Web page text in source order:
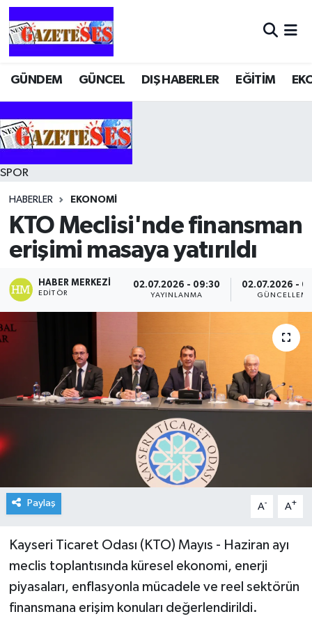
GÜNDEM GÜNCEL DIŞ HABERLER EĞİTİM
SPOR
HABERLER EKONOMİ
KTO Meclisi'nde finansman
erişimi masaya yatırıldı
HABER MERKEZI
EDITÖR
02.07.2026 - 09:30
YAYINLANMA
02.07.2026 -
Paylaş A- A+
Kayseri Ticaret Odası (KTO) Mayıs - Haziran ayı
meclis toplantısında küresel ekonomi, enerji
piyasaları, enflasyonla mücadele ve reel sektörün
finansmana erişim konuları değerlendirildi.